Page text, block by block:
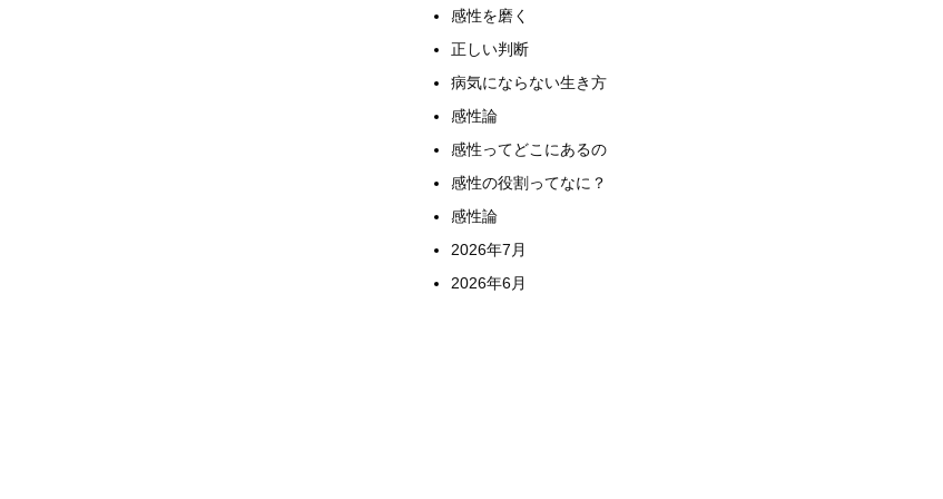
感性を磨く
正しい判断
病気にならない生き方
感性論
感性ってどこにあるの
感性の役割ってなに？
感性論
2026年7月
2026年6月